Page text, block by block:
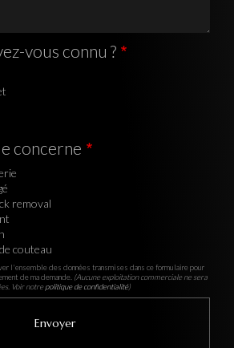
vous connu ?
concerne
removal
couteau
l'ensemble des données transmises dans ce formulaire pour
de ma demande. (Aucune exploitation commerciale ne sera
Voir notrepolitique de confidentialité)